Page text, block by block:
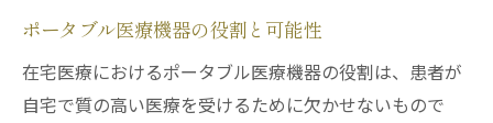
在宅医療の未来兵庫県尼崎市で加速するテクノ
ロジーの力
テクノロジーの進化で変わる患者ケアの現
ポータブル医療機器の役割と可能性
在宅医療におけるポータブル医療機器の役割は、患者が
自宅で質の高い医療を受けるために欠かせないもので